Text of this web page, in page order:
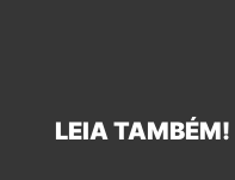
LEIA TAMBÉM!